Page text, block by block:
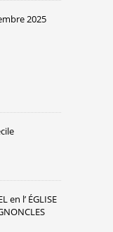
2025
en l’ ÉGLISE